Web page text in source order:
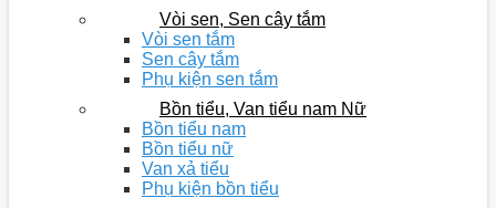
Vòi sen, Sen cây tắm
Vòi sen tắm
Sen cây tắm
Phụ kiện sen tắm
Bồn tiểu, Van tiểu nam Nữ
Bồn tiểu nam
Bồn tiểu nữ
Van xả tiểu
Phụ kiện bồn tiểu